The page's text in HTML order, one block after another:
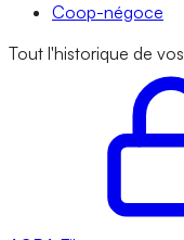
Coop-négoce
Tout l'historique de